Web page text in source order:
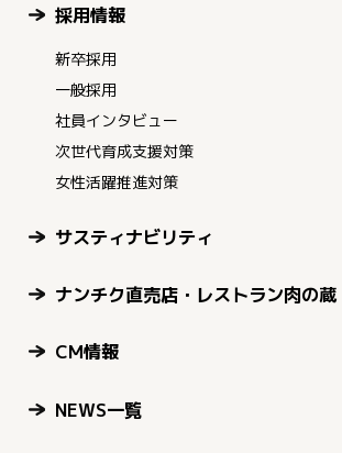
採用情報
新卒採用
一般採用
社員インタビュー
次世代育成支援対策
女性活躍推進対策
サスティナビリティ
ナンチク直売店・レストラン肉の蔵
CM情報
NEWS一覧